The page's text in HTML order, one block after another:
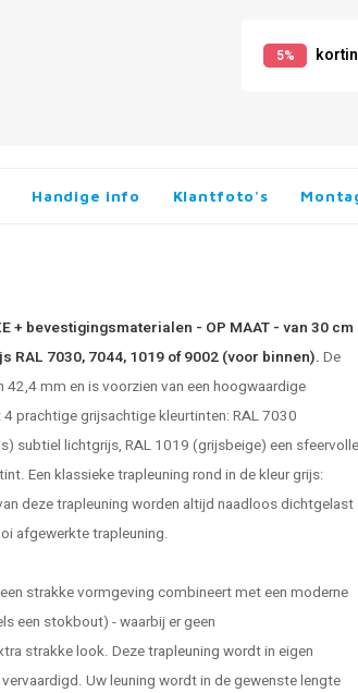
5%
Handige info Klantfoto's
+ bevestigingsmaterialen - OP MAAT - van 30 cm
7030, 7044, 1019 of 9002 (voor binnen). De
42,4 mm en is voorzien van een hoogwaardige
prachtige grijsachtige kleurtinten: RAL 7030
subtiel lichtgrijs, RAL 1019 (grijsbeige) een sfeervolle
Een klassieke trapleuning rond in de kleur grijs:
deze trapleuning worden altijd naadloos dichtgelast
afgewerkte trapleuning.
strakke vormgeving combineert met een moderne
een stokbout) - waarbij er geen
strakke look. Dezetrapleuning wordt in eigen
Uw leuning wordt in de gewenste lengte